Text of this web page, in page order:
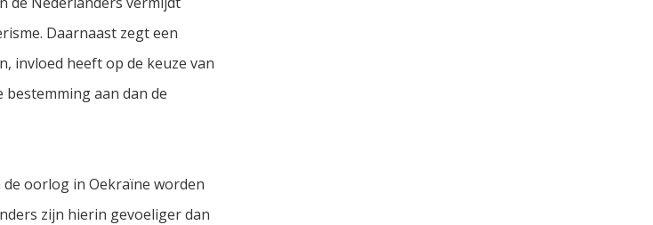
Daarnaast zegt een
invloed heeft op de keuze van
aan dan de
oorlog in Oekraïne worden
zijn hierin gevoeliger dan